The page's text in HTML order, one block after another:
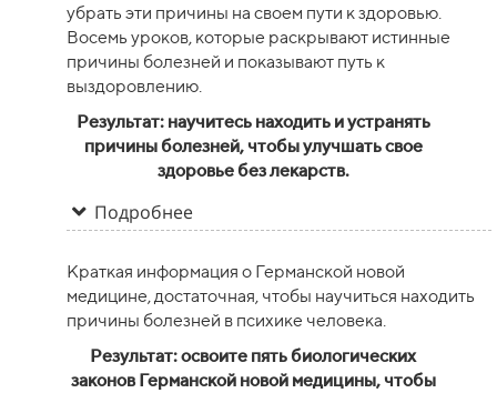
убрать эти причины на своем пути к здоровью.
Восемь уроков, которые раскрывают истинные
причины болезней и показывают путь к
выздоровлению.
Результат: научитесь находить и устранять
причины болезней, чтобы улучшать свое
здоровье без лекарств.
Подробнее
Краткая информация о Германской новой
медицине, достаточная, чтобы научиться находить
причины болезней в психике человека.
Результат: освоите пять биологических
законов Германской новой медицины, чтобы